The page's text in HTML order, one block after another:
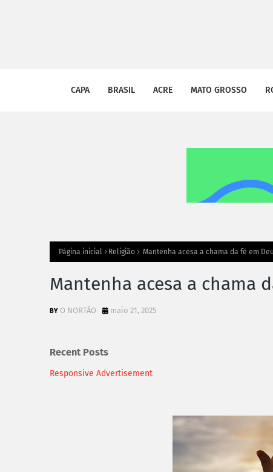
CAPA BRASIL ACRE MATO GROSSO
Página inicial Religião Mantenha acesa a chama da fé em
Mantenha acesa a chama
O NORTÃO maio 21, 2025
Recent Posts
Responsive Advertisement